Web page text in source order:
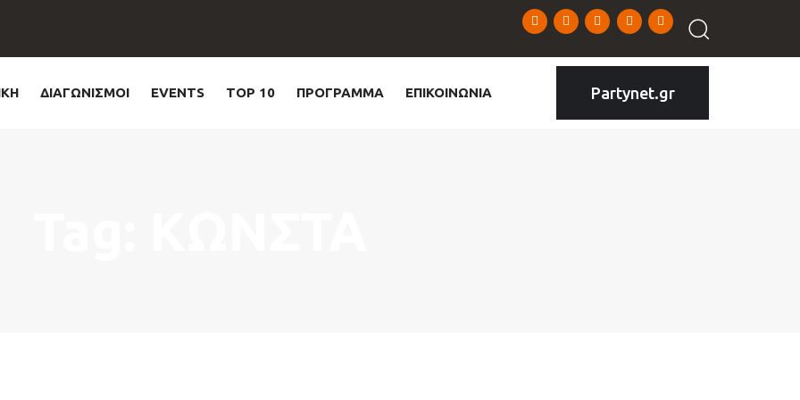
ΔΙΑΓΩΝΙΣΜΟΙ EVENTS TOP 10 ΠΡΟΓΡΑΜΜΑ ΕΠΙΚΟΙΝΩΝΙΑ Partynet.gr